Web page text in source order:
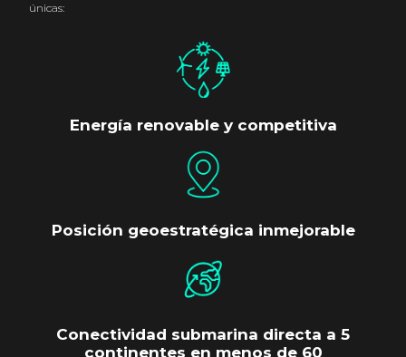
únicas:
Energía renovable y competitiva
Posición geoestratégica inmejorable
Conectividad submarina directa a 5
continentes en menos de 60